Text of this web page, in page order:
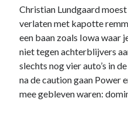
Christian Lundgaard
verlaten met kapotte
een baan zoals Iowa waar
niet tegen achterblijvers
slechts nog vier auto’s in
na de caution gaan Power
mee gebleven waren: